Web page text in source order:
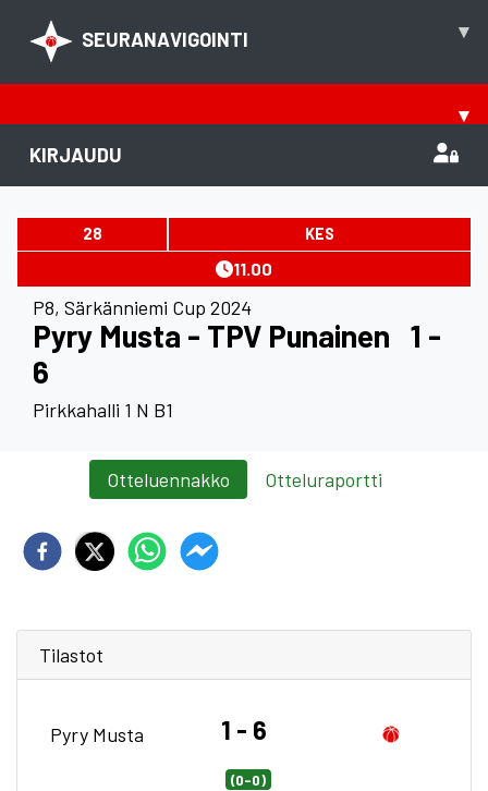
SEURANAVIGOINTI ▾
▾
KIRJAUDU
28 KES
11.00
P8, Särkänniemi Cup 2024
Pyry Musta - TPV Punainen 1 -
6
Pirkkahalli 1 N B1
Otteluennakko Otteluraportti
Tilastot
Pyry Musta 1 - 6
(0-0)